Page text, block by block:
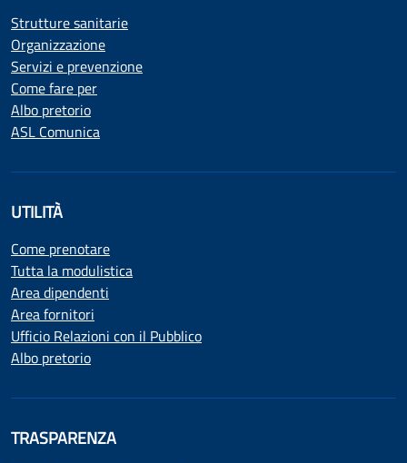
Strutture sanitarie
Organizzazione
Servizi e prevenzione
Come fare per
Albo pretorio
ASL Comunica
UTILITÀ
Come prenotare
Tutta la modulistica
Area dipendenti
Area fornitori
Ufficio Relazioni con il Pubblico
Albo pretorio
TRASPARENZA